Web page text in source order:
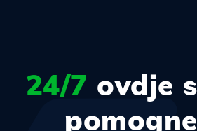
24/7 ovdje